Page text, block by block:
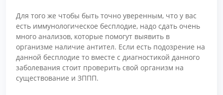
Для того же чтобы быть точно уверенным, что у вас
есть иммунологическое бесплодие, надо сдать очень
много анализов, которые помогут выявить в
организме наличие антител. Если есть подозрение на
данной бесплодие то вместе с диагностикой данного
заболевания стоит проверить свой организм на
существование и ЗППП.